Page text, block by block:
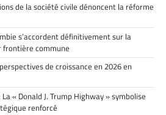
de la société civile dénoncent la réforme
s’accordent définitivement sur la
commune
de croissance en 2026 en
« Donald J. Trump Highway » symbolise
renforcé